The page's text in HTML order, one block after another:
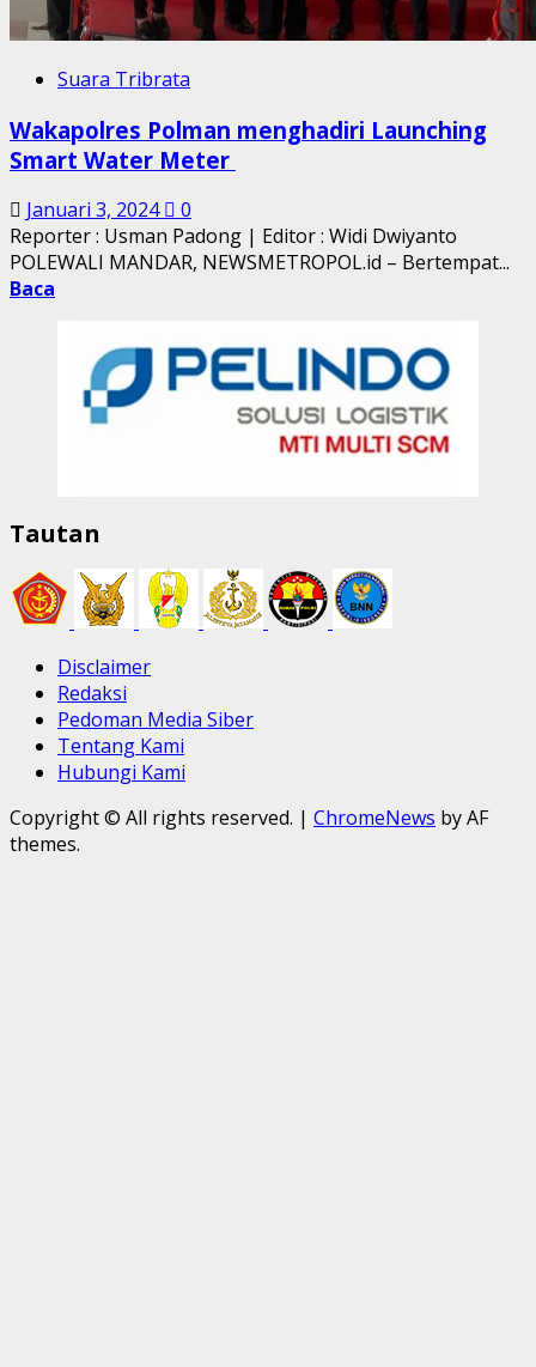
Suara Tribrata
Wakapolres Polman menghadiri Launching
Smart Water Meter
Januari 3, 2024
0
Reporter : Usman Padong | Editor : Widi Dwiyanto
POLEWALI MANDAR, NEWSMETROPOL.id – Bertempat...
Baca
Tautan
Disclaimer
Redaksi
Pedoman Media Siber
Tentang Kami
Hubungi Kami
Copyright © All rights reserved. | ChromeNews by AF
themes.